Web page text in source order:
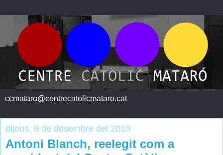
ccmataro@centrecatolicmataro.cat
dijous, 9 de desembre del 2010
Antoni Blanch, reelegit com a